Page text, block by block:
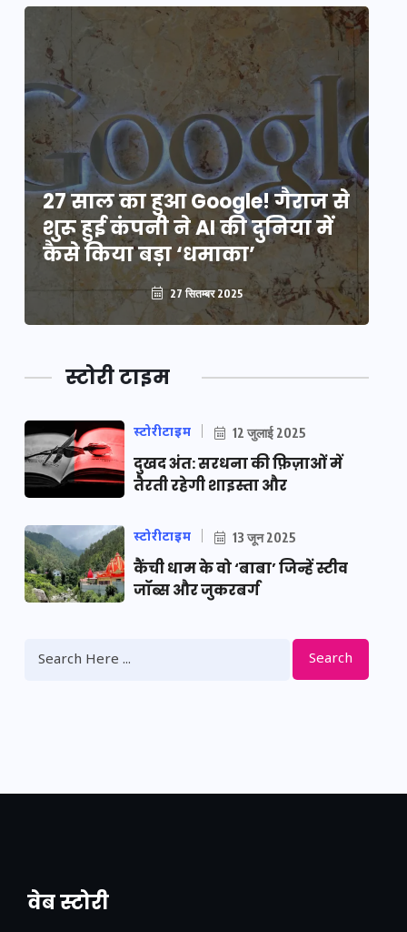
27 साल का हुआ Google! गैराज से
शुरू हुई कंपनी ने AI की दुनिया में
कैसे किया बड़ा ‘धमाका’
27 सितम्बर 2025
स्टोरी टाइम
स्टोरीटाइम 12 जुलाई 2025
दुखद अंत: सरधना की फ़िज़ाओं में
तैरती रहेगी शाइस्ता और
स्टोरीटाइम 13 जून 2025
कैंची धाम के वो ‘बाबा’ जिन्हें स्टीव
जॉब्स और जुकरबर्ग
Search
वेब स्टोरी
नया एक्सप्रेसवे: पूर्वांचल का लक, डेवलपमेंट का